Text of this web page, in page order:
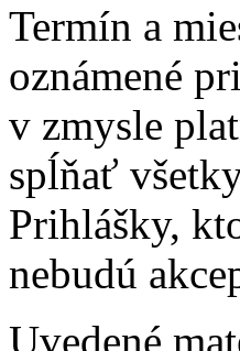
Termín a
oznámené
v zmysle
spĺňať
Prihlášky,
nebudú
Uvedené